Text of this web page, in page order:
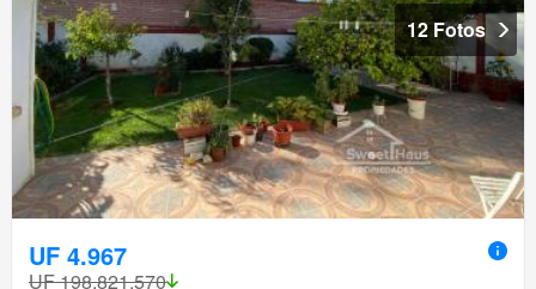
12 Fotos
UF 4.967
UF 198.821.570